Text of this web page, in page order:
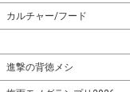
カルチャー/フード
進撃の背徳メシ